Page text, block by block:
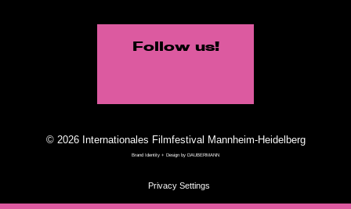
Follow us!
© 2026 Internationales Filmfestival Mannheim-Heidelberg
Brand Identity + Design by DAUBERMANN